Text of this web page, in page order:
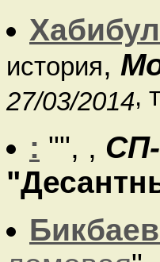
история,
27/03/2014,
: "", ,